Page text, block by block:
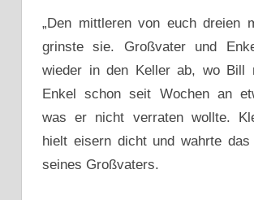
„Den mittleren von euch dreien
grinste sie. Großvater und
wieder in den Keller ab, wo Bill
Enkel schon seit Wochen an
was er nicht verraten wollte.
hielt eisern dicht und wahrte das
seines Großvaters.